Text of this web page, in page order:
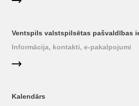
Ventspils valstspilsētas pašvaldības
Informācija, kontakti, e-pakalpojumi
Kalendārs